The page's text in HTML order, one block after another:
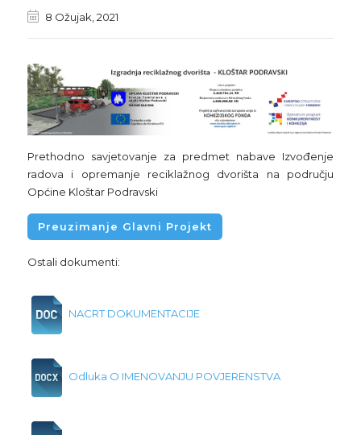
8 Ožujak, 2021
Prethodno savjetovanje za predmet nabave Izvođenje
radova i opremanje reciklažnog dvorišta na području
Općine Kloštar Podravski
Preuzimanje Glavni Projekt
Ostali dokumenti:
NACRT DOKUMENTACIJE
Odluka O IMENOVANJU POVJERENSTVA